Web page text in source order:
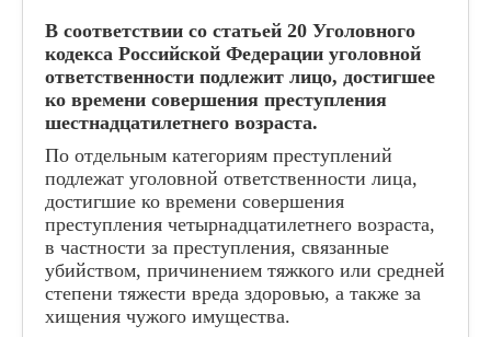
Наша деятельность
Центр "Точка роста"
Цифровая образовательная среда
Родителям
Противодействие коррупции
Дорожная безопасность
Информационная безопасность
Виртуальный музей
Детский сад "Солнышко"
В соответствии со статьей 20 Уголовного
кодекса Российской Федерации уголовной
ответственности подлежит лицо, достигшее
ко времени совершения преступления
шестнадцатилетнего возраста.
По отдельным категориям преступлений
подлежат уголовной ответственности лица,
достигшие ко времени совершения
преступления четырнадцатилетнего возраста,
в частности за преступления, связанные
убийством, причинением тяжкого или средней
степени тяжести вреда здоровью, а также за
хищения чужого имущества.